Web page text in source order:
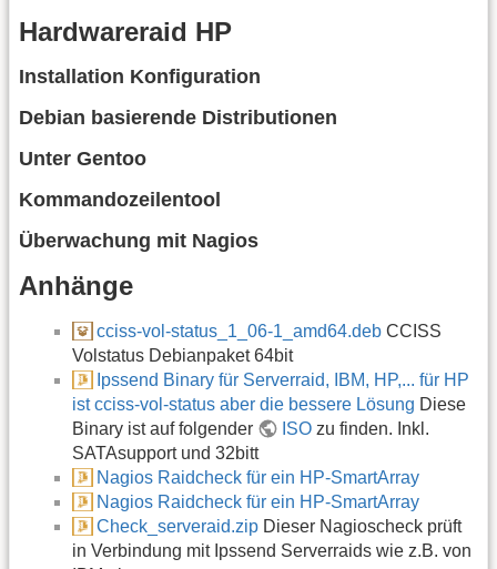
Hardwareraid HP
Installation Konfiguration
Debian basierende Distributionen
Unter Gentoo
Kommandozeilentool
Überwachung mit Nagios
Anhänge
cciss-vol-status_1_06-1_amd64.deb CCISS
Volstatus Debianpaket 64bit
Ipssend Binary für Serverraid, IBM, HP,... für HP
ist cciss-vol-status aber die bessere Lösung Diese
Binary ist auf folgender
ISO zu finden. Inkl.
SATAsupport und 32bitt
Nagios Raidcheck für ein HP-SmartArray
Nagios Raidcheck für ein HP-SmartArray
Check_serveraid.zip Dieser Nagioscheck prüft
in Verbindung mit Ipssend Serverraids wie z.B. von